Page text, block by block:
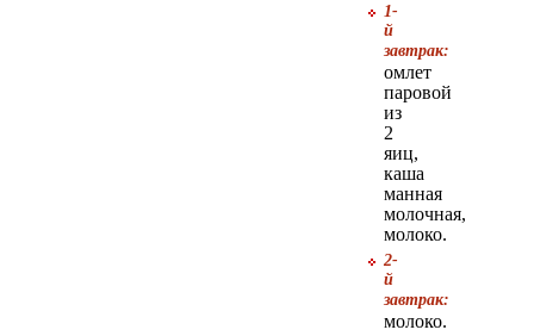
1-
й
завтрак:
омлет
паровой
из
2
яиц,
каша
манная
молочная,
молоко.
2-
й
завтрак:
молоко.
Домоводство